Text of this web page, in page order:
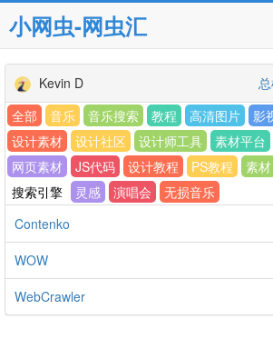
小网虫-网虫汇
Kevin D
全部
音乐 音乐搜索 教程 高清图片 影
设计素材
设计社区 设计师工具 素材平台
网页素材
JS代码 设计教程 PS教程 素材
搜索引擎
灵感 演唱会
无损音乐
Contenko
WOW
WebCrawler